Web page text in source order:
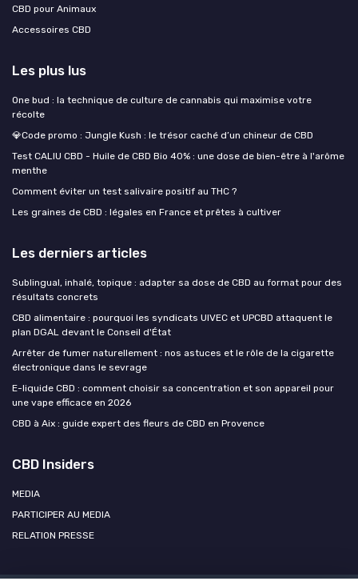
CBD pour Animaux
Accessoires CBD
Les plus lus
One bud : la technique de culture de cannabis qui maximise votre
récolte
💎Code promo : Jungle Kush : le trésor caché d’un chineur de CBD
Test CALIU CBD - Huile de CBD Bio 40% : une dose de bien-être à l'arôme
menthe
Comment éviter un test salivaire positif au THC ?
Les graines de CBD : légales en France et prêtes à cultiver
Les derniers articles
Sublingual, inhalé, topique : adapter sa dose de CBD au format pour des
résultats concrets
CBD alimentaire : pourquoi les syndicats UIVEC et UPCBD attaquent le
plan DGAL devant le Conseil d'État
Arrêter de fumer naturellement : nos astuces et le rôle de la cigarette
électronique dans le sevrage
E-liquide CBD : comment choisir sa concentration et son appareil pour
une vape efficace en 2026
CBD à Aix : guide expert des fleurs de CBD en Provence
CBD Insiders
MEDIA
PARTICIPER AU MEDIA
RELATION PRESSE